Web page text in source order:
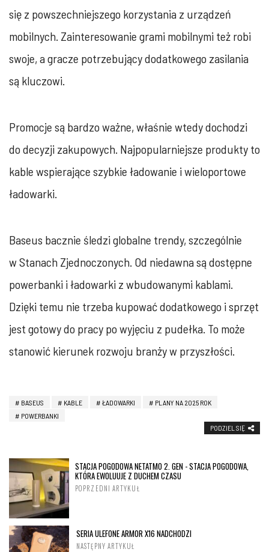
się z powszechniejszego korzystania z urządzeń
mobilnych. Zainteresowanie grami mobilnymi też robi
swoje, a gracze potrzebujący dodatkowego zasilania
są kluczowi.
Promocje są bardzo ważne, właśnie wtedy dochodzi
do decyzji zakupowych. Najpopularniejsze produkty to
kable wspierające szybkie ładowanie i wieloportowe
ładowarki.
Baseus bacznie śledzi globalne trendy, szczególnie
w Stanach Zjednoczonych. Od niedawna są dostępne
powerbanki i ładowarki z wbudowanymi kablami.
Dzięki temu nie trzeba kupować dodatkowego i sprzęt
jest gotowy do pracy po wyjęciu z pudełka. To może
stanowić kierunek rozwoju branży w przyszłości.
BASEUS KABLE ŁADOWARKI
PLANY NA 2025 ROK
POWERBANKI
PODZIEL SIĘ
STACJA POGODOWA NETATMO 2. GEN - STACJA POGODOWA,
KTÓRA EWOLUUJE Z DUCHEM CZASU
POPRZEDNI ARTYKUŁ
SERIA ULEFONE ARMOR X16 NADCHODZI
NASTĘPNY ARTYKUŁ